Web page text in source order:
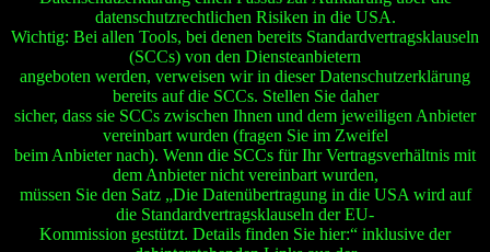
datenschutzrechtlichen Risiken in die USA.
Wichtig: Bei allen Tools, bei denen bereits Standardvertragsklauseln
(SCCs) von den Diensteanbietern
angeboten werden, verweisen wir in dieser Datenschutzerklärung
bereits auf die SCCs. Stellen Sie daher
sicher, dass sie SCCs zwischen Ihnen und dem jeweiligen Anbieter
vereinbart wurden (fragen Sie im Zweifel
beim Anbieter nach). Wenn die SCCs für Ihr Vertragsverhältnis mit
dem Anbieter nicht vereinbart wurden,
müssen Sie den Satz „Die Datenübertragung in die USA wird auf
die Standardvertragsklauseln der EU-
Kommission gestützt. Details finden Sie hier:“ inklusive der